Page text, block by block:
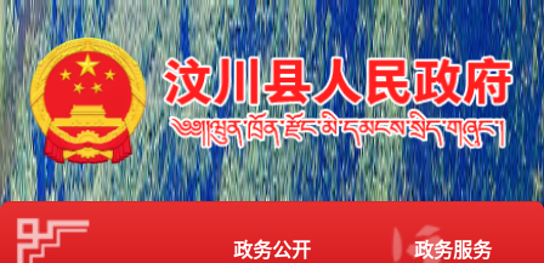
政务公开 政务服务